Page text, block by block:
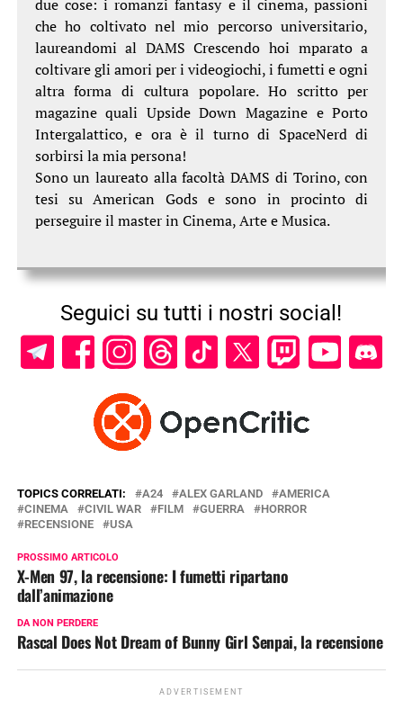
due cose: i romanzi fantasy e il cinema, passioni
che ho coltivato nel mio percorso universitario,
laureandomi al DAMS Crescendo hoi mparato a
coltivare gli amori per i videogiochi, i fumetti e ogni
altra forma di cultura popolare. Ho scritto per
magazine quali Upside Down Magazine e Porto
Intergalattico, e ora è il turno di SpaceNerd di
sorbirsi la mia persona!
Sono un laureato alla facoltà DAMS di Torino, con
tesi su American Gods e sono in procinto di
perseguire il master in Cinema, Arte e Musica.
Seguici su tutti i nostri social!
TOPICS CORRELATI: A24 ALEX GARLAND
AMERICA
CINEMA
CIVIL WAR FILM GUERRA
HORROR
RECENSIONE
USA
PROSSIMO ARTICOLO
X-Men 97, la recensione: I fumetti ripartano
dall’animazione
DA NON PERDERE
Rascal Does Not Dream of Bunny Girl Senpai, la recensione
ADVERTISEMENT